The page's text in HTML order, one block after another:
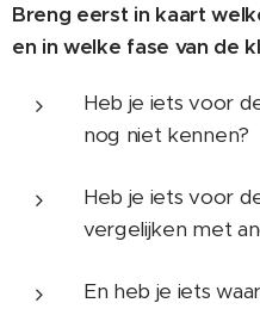
Breng eerst in kaart
en in welke fase van de
Heb je iets voor
nog niet kennen?
Heb je iets voor
vergelijken met
En heb je iets